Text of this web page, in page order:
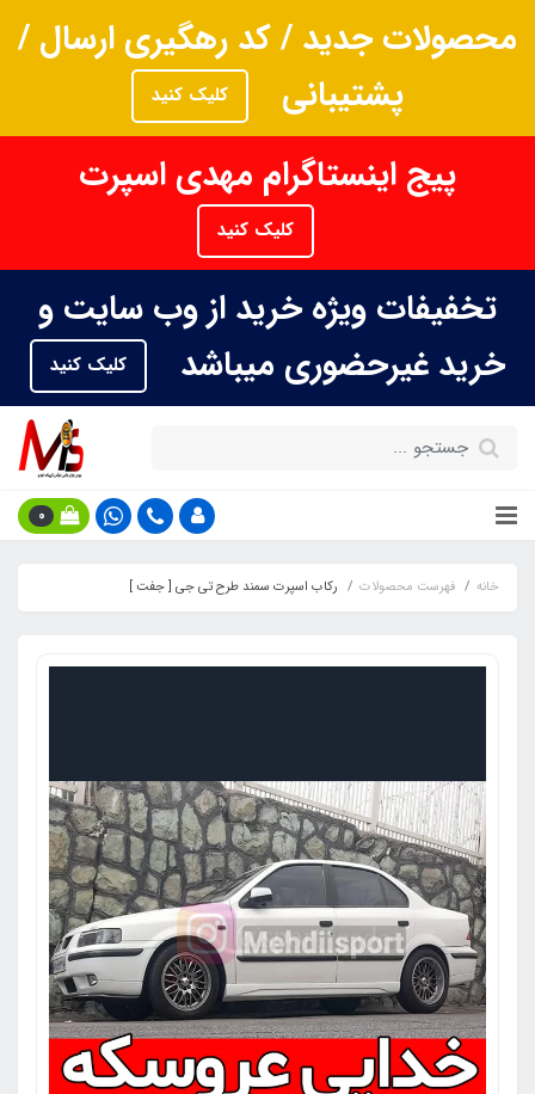
محصولات جدید / کد رهگیری ارسال /
پشتیبانی
کلیک کنید
پیج اینستاگرام مهدی اسپرت
کلیک کنید
تخفیفات ویژه خرید از وب سایت و
خرید غیرحضوری میباشد
کلیک کنید
0
خانه فهرست محصولات رکاب اسپرت سمند طرح تی جی [ جفت ]